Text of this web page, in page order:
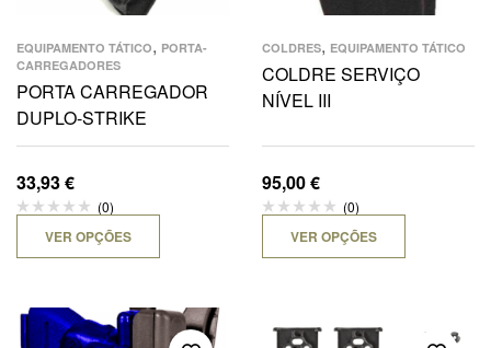
EQUIPAMENTO TÁTICO, PORTA-
CARREGADORES
PORTA CARREGADOR
DUPLO-STRIKE
33,93€
(0)
VER OPÇÕES
COLDRES, EQUIPAMENTO TÁTICO
COLDRE SERVIÇO
NÍVEL III
95,00€
(0)
VER OPÇÕES